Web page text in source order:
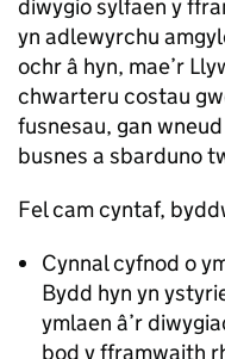
diwygio sylfaen y
yn adlewyrchu
ochr â hyn, mae’r
chwarteru costau
fusnesau, gan
busnes a sbarduno
Fel cam cyntaf,
Cynnal cyfnod o
Bydd hyn yn
ymlaen â’r
bod y fframwaith